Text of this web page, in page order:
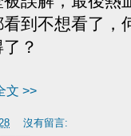
到不想看了，
？
文 >>
沒有留言: